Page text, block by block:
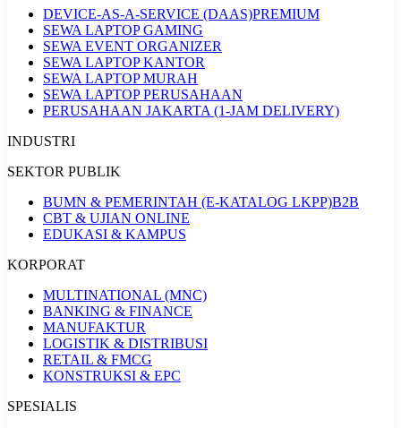
DEVICE-AS-A-SERVICE (DAAS)PREMIUM
SEWA LAPTOP GAMING
SEWA EVENT ORGANIZER
SEWA LAPTOP KANTOR
SEWA LAPTOP MURAH
SEWA LAPTOP PERUSAHAAN
PERUSAHAAN JAKARTA (1-JAM DELIVERY)
INDUSTRI
SEKTOR PUBLIK
BUMN & PEMERINTAH (E-KATALOG LKPP)B2B
CBT & UJIAN ONLINE
EDUKASI & KAMPUS
KORPORAT
MULTINATIONAL (MNC)
BANKING & FINANCE
MANUFAKTUR
LOGISTIK & DISTRIBUSI
RETAIL & FMCG
KONSTRUKSI & EPC
SPESIALIS